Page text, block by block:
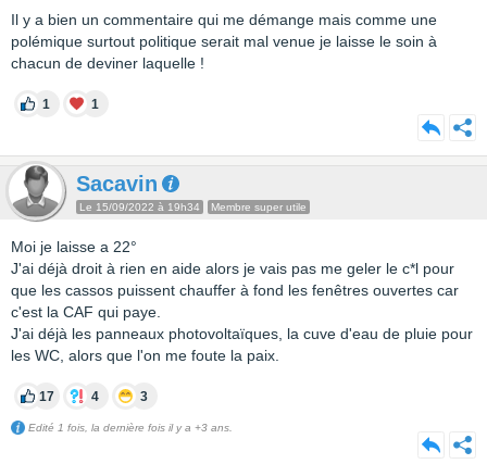
Il y a bien un commentaire qui me démange mais comme une
polémique surtout politique serait mal venue je laisse le soin à
chacun de deviner laquelle !
1 1
Sacavin
Le 15/09/2022 à 19h34 Membre super utile
Moi je laisse a 22°
J'ai déjà droit à rien en aide alors je vais pas me geler le c*l pour
que les cassos puissent chauffer à fond les fenêtres ouvertes car
c'est la CAF qui paye.
J'ai déjà les panneaux photovoltaïques, la cuve d'eau de pluie pour
les WC, alors que l'on me foute la paix.
17 4 3
Edité 1 fois, la dernière fois il y a +3 ans.